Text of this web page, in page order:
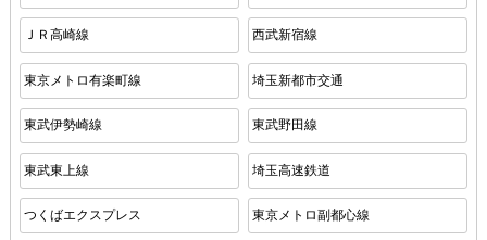
ＪＲ高崎線 西武新宿線
東京メトロ有楽町線 埼玉新都市交通
東武伊勢崎線 東武野田線
東武東上線 埼玉高速鉄道
つくばエクスプレス 東京メトロ副都心線